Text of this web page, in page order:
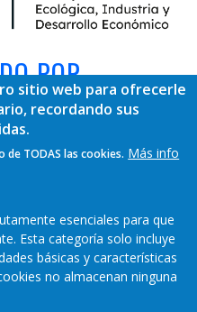
POR
sitio web para ofrecerle
recordando sus
de TODAS las cookies. Más info
esenciales para que
Esta categoría solo incluye
básicas y características
no almacenan ninguna